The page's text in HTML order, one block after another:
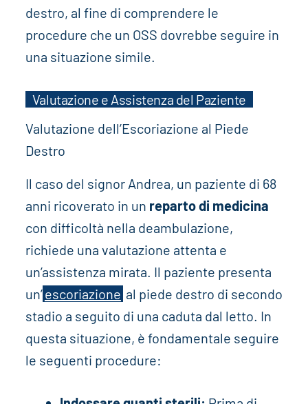
destro, al fine di comprendere le
procedure che un OSS dovrebbe seguire in
una situazione simile.
Valutazione e Assistenza del Paziente
Valutazione dell’Escoriazione al Piede
Destro
Il caso del signor Andrea, un paziente di 68
anni ricoverato in un reparto di medicina
con difficoltà nella deambulazione,
richiede una valutazione attenta e
un’assistenza mirata. Il paziente presenta
un’escoriazione al piede destro di secondo
stadio a seguito di una caduta dal letto. In
questa situazione, è fondamentale seguire
le seguenti procedure: